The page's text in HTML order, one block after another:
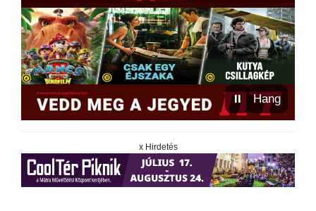
⏸ Hang
x Hirdetés